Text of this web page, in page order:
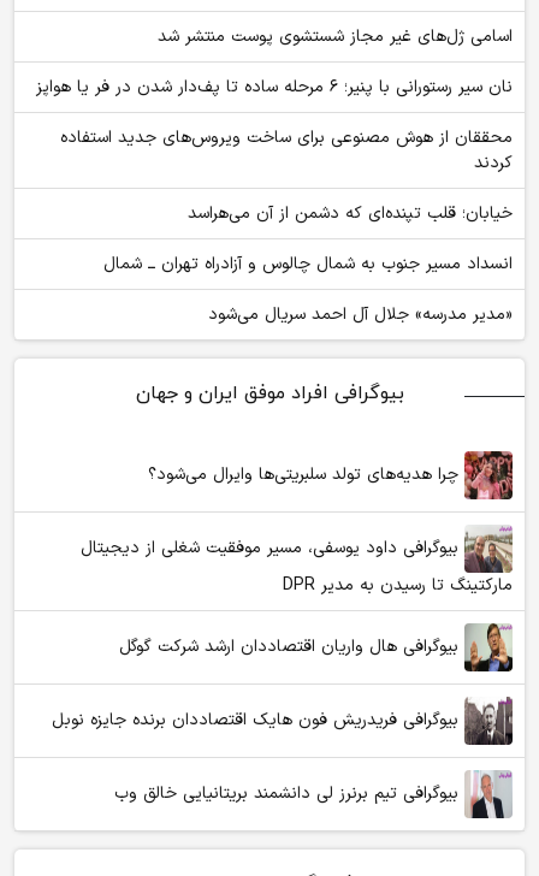
اسامی ژل‌های غیر مجاز شستشوی پوست منتشر شد
نان سیر رستورانی با پنیر؛ ۶ مرحله ساده تا پف‌دار شدن در فر یا هواپز
محققان از هوش مصنوعی برای ساخت ویروس‌های جدید استفاده
کردند
خیابان؛ قلب تپنده‌ای که دشمن از آن می‌هراسد
انسداد مسیر جنوب به شمال چالوس و آزادراه تهران ــ شمال
«مدیر مدرسه» جلال آل احمد سریال می‌شود
بیوگرافی افراد موفق ایران و جهان
چرا هدیه‌های تولد سلبریتی‌ها وایرال می‌شود؟
بیوگرافی داود یوسفی، مسیر موفقیت شغلی از دیجیتال
مارکتینگ تا رسیدن به مدیر DPR
بیوگرافی هال واریان اقتصاددان ارشد شرکت گوگل
بیوگرافی فریدریش فون هایک اقتصاددان برنده جایزه نوبل
بیوگرافی تیم برنرز لی دانشمند بریتانیایی خالق وب